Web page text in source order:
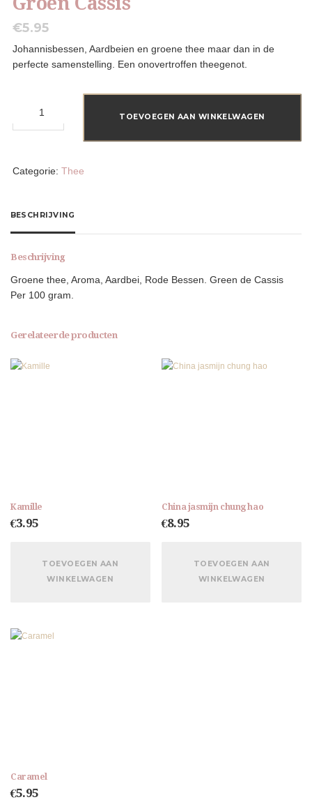
€5.95
Johannisbessen, Aardbeien en groene thee maar dan in de
perfecte samenstelling. Een onovertroffen theegenot.
Cassis
aantal
TOEVOEGEN AAN WINKELWAGEN
Categorie: Thee
BESCHRIJVING
Beschrijving
Groene thee, Aroma, Aardbei, Rode Bessen. Green de Cassis
Per 100 gram.
Gerelateerde producten
Kamille
€3.95
TOEVOEGEN AAN
WINKELWAGEN
China jasmijn chung hao
€8.95
TOEVOEGEN AAN
WINKELWAGEN
Caramel
€5.95